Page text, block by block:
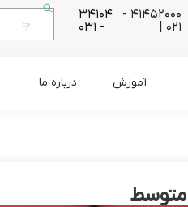
41452000 -
021 |
34104
- 031
آموزش درباره ما
متوسط